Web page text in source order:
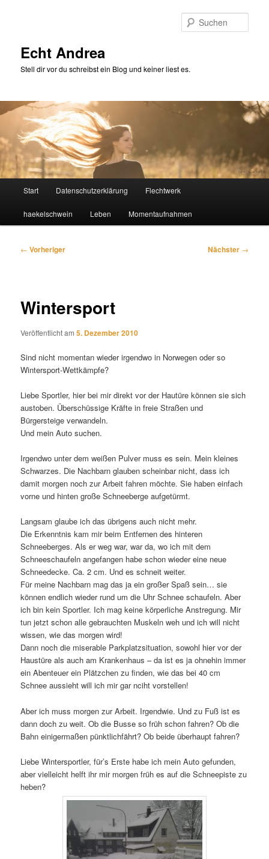
Echt Andrea
Stell dir vor du schreibst ein Blog und keiner liest es.
Start Datenschutzerklärung Flechtwerk
haekelschwein Leben Momentaufnahmen
Beitragsnavigation
← Vorheriger Nächster →
Wintersport
Veröffentlicht am5. Dezember 2010
Sind nicht momentan wieder irgendwo in Norwegen oder so
Wintersport-Wettkämpfe?
Liebe Sportler, hier bei mir direkt vor der Hautüre können sie sich
austoben. Überschüssige Kräfte in freie Straßen und
Bürgersteige verwandeln.
Und mein Auto suchen.
Irgendwo unter dem weißen Pulver muss es sein. Mein kleines
Schwarzes. Die Nachbarn glauben scheinbar nicht, dass ich
damit morgen noch zur Arbeit fahren möchte. Sie haben einfach
vorne und hinten große Schneeberge aufgetürmt.
Langsam glaube ich das übrigens auch nicht mehr.
Die Erkenntnis kam mir beim Entfernen des hinteren
Schneeberges. Als er weg war, war da, wo ich mit dem
Schneeschaufeln angefangen habe schon wieder eine neue
Schneedecke. Ca. 2 cm. Und es schneit weiter.
Für meine Nachbarn mag das ja ein großer Spaß sein… sie
können endlich wieder rund um die Uhr Schnee schaufeln. Aber
ich bin kein Sportler. Ich mag keine körperliche Anstregung. Mir
tun jetzt schon alle gebrauchten Muskeln weh und ich will nicht
wissen, wie das morgen wird!
Dann noch die miserable Parkplatzsituation, sowohl hier vor der
Haustüre als auch am Krankenhaus – da ist es ja ohnehin immer
ein Abenteuer ein Plätzchen zu finden, wie das bei 40 cm
Schnee aussieht will ich mir gar nciht vorstellen!
Aber ich muss morgen zur Arbeit. Irgendwie. Und zu Fuß ist es
dann doch zu weit. Ob die Busse so früh schon fahren? Ob die
Bahn einigermaßen pünktlichfährt? Ob beide überhaupt fahren?
Liebe Wintersportler, für’s Erste habe ich mein Auto gefunden,
aber vielleicht helft ihr mir morgen früh es auf die Schneepiste zu
heben?